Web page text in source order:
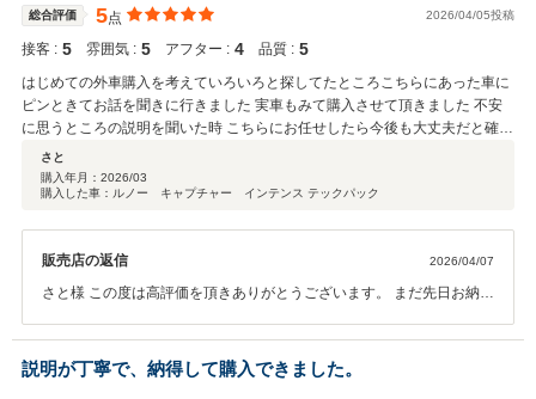
総合評価 5点 2026/04/05投稿
接客 : 5 雰囲気 : 5 アフター : 4 品質 : 5
はじめての外車購入を考えていろいろと探してたところこちらにあった車に
ピンときてお話を聞きに行きました 実車もみて購入させて頂きました 不安
に思うところの説明を聞いた時 こちらにお任せしたら今後も大丈夫だと確信
今は自分が乗りたかった車にのれて ウキウキしてます！
さと
購入年月： 2026/03
購入した車：ルノー キャプチャー インテンス テックパック
販売店の返信 2026/04/07
さと様 この度は高評価を頂きありがとうございます。 まだ先日お納車
いです。 今後もご期待に沿えますよう対応してまいります。 またお知
り合いの方へもご紹介をよろしくお願いします。
説明が丁寧で、納得して購入できました。